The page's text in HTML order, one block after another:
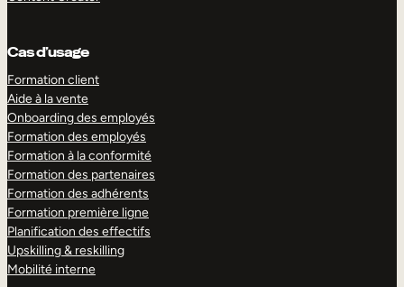
Cas d’usage
Formation client
Aide à la vente
Onboarding des employés
Formation des employés
Formation à la conformité
Formation des partenaires
Formation des adhérents
Formation première ligne
Planification des effectifs
Upskilling & reskilling
Mobilité interne